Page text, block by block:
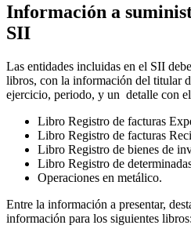
Información a
SII
Las entidades incluidas en el SII
libros, con la información del titular
ejercicio, periodo, y un detalle con
Libro Registro de facturas
Libro Registro de facturas
Libro Registro de bienes de
Libro Registro de
Operaciones en metálico.
Entre la información a presentar,
información para los siguientes libros: